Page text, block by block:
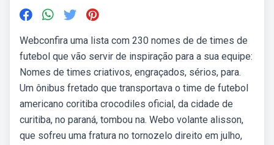
Webconfira uma lista com 230 nomes de de times de
futebol que vão servir de inspiração para a sua equipe:
Nomes de times criativos, engraçados, sérios, para.
Um ônibus fretado que transportava o time de futebol
americano coritiba crocodiles oficial, da cidade de
curitiba, no paraná, tombou na. Webo volante alisson,
que sofreu uma fratura no tornozelo direito em julho,